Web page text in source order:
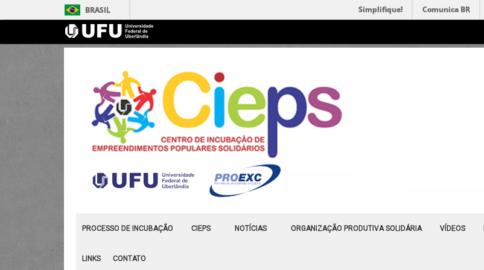
BRASIL Simplifique! Comunica BR
PROCESSO DE INCUBAÇÃO CIEPS NOTÍCIAS ORGANIZAÇÃO PRODUTIVA SOLIDÁRIA VÍDEOS
LINKS CONTATO